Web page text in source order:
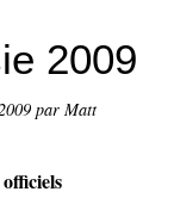
2009
par Matt